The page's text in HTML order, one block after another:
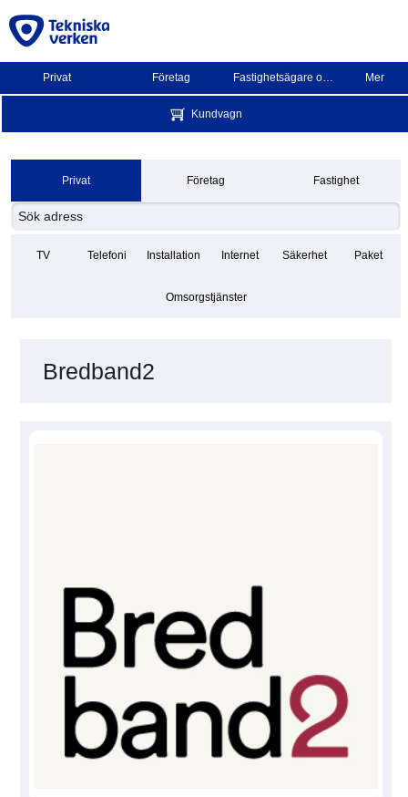
Privat Företag Fastighetsägare och BRF Mer
Kundvagn
Privat Företag Fastighet
TV Telefoni Installation Internet Säkerhet Paket
Omsorgstjänster
Bredband2